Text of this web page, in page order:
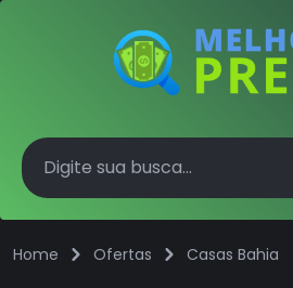
Home Ofertas Casas Bahia